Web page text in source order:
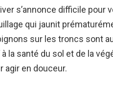
s’annonce difficile pour
qui jaunit
sur les troncs sont
à la santé du sol et de la
agir en douceur.